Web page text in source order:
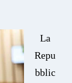
La
Repu
bblic